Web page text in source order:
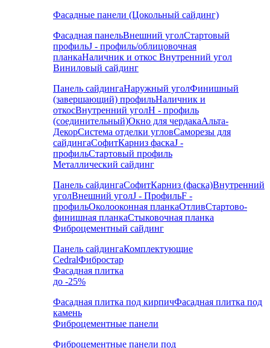
Фасадные панели (Цокольный сайдинг)
Фасадная панельВнешний уголСтартовый
профильJ - профиль/облицовочная
планкаНаличник и откос Внутренний угол
Виниловый сайдинг
Панель сайдингаНаружный уголФинишный
(завершающий) профильНаличник и
откосВнутренний уголH - профиль
(соединительный)Окно для чердакаАльта-
ДекорСистема отделки угловСаморезы для
сайдингаСофитКарниз фаскаJ -
профильСтартовый профиль
Металлический сайдинг
Панель сайдингаСофитКарниз (фаска)Внутренний
уголВнешний уголJ - ПрофильF -
профильОколооконная планкаОтливСтартово-
финишная планкаСтыковочная планка
Фиброцементный сайдинг
Панель сайдингаКомплектующие
CedralФибростар
Фасадная плитка
до -25%
Фасадная плитка под кирпичФасадная плитка под
камень
Фиброцементные панели
Фиброцементные панели под